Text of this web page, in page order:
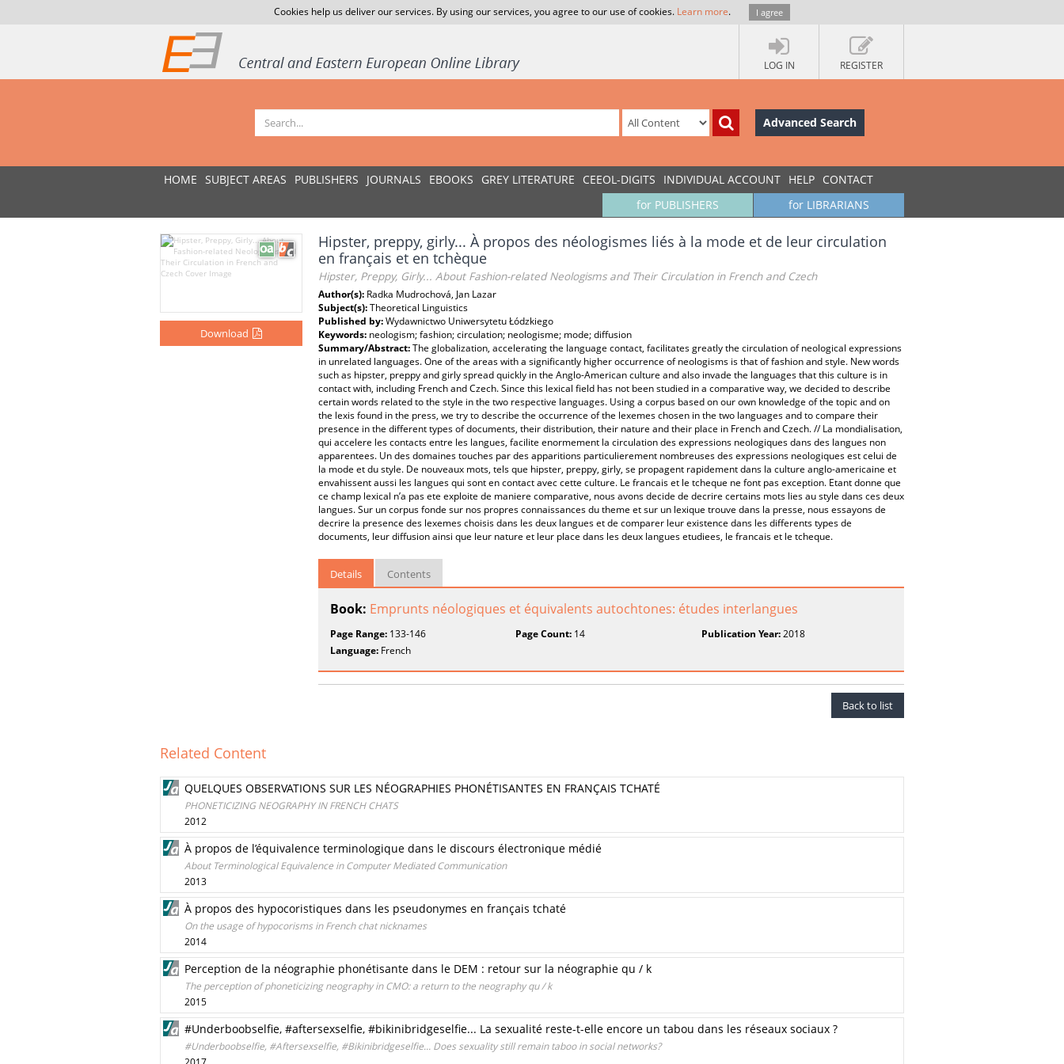
Cookies help us deliver our services. By using our services, you agree to our use of cookies. Learn more. I agree
LOG IN REGISTER
Advanced Search
HOME SUBJECT AREAS PUBLISHERS JOURNALS EBOOKS GREY LITERATURE CEEOL-DIGITS INDIVIDUAL ACCOUNT HELP CONTACT
for LIBRARIANS
for PUBLISHERS
Download
Hipster, preppy, girly... À propos des néologismes liés à la mode et de leur circulation
en français et en tchèque
Hipster, Preppy, Girly... About Fashion-related Neologisms and Their Circulation in French and Czech
Author(s): Radka Mudrochová, Jan Lazar
Subject(s):Theoretical Linguistics
Published by:Wydawnictwo Uniwersytetu Łódzkiego
Keywords: neologism; fashion; circulation; neologisme; mode; diffusion
Summary/Abstract:The globalization, accelerating the language contact, facilitates greatly the circulation of neological expressions
in unrelated languages. One of the areas with a significantly higher occurrence of neologisms is that of fashion and style. New words
such as hipster, preppy and girly spread quickly in the Anglo-American culture and also invade the languages that this culture is in
contact with, including French and Czech. Since this lexical field has not been studied in a comparative way, we decided to describe
certain words related to the style in the two respective languages. Using a corpus based on our own knowledge of the topic and on
the lexis found in the press, we try to describe the occurrence of the lexemes chosen in the two languages and to compare their
presence in the different types of documents, their distribution, their nature and their place in French and Czech. // La mondialisation,
qui accelere les contacts entre les langues, facilite enormement la circulation des expressions neologiques dans des langues non
apparentees. Un des domaines touches par des apparitions particulierement nombreuses des expressions neologiques est celui de
la mode et du style. De nouveaux mots, tels que hipster, preppy, girly, se propagent rapidement dans la culture anglo-americaine et
envahissent aussi les langues qui sont en contact avec cette culture. Le francais et le tcheque ne font pas exception. Etant donne que
ce champ lexical n’a pas ete exploite de maniere comparative, nous avons decide de decrire certains mots lies au style dans ces deux
langues. Sur un corpus fonde sur nos propres connaissances du theme et sur un lexique trouve dans la presse, nous essayons de
decrire la presence des lexemes choisis dans les deux langues et de comparer leur existence dans les differents types de
documents, leur diffusion ainsi que leur nature et leur place dans les deux langues etudiees, le francais et le tcheque.
Details Contents
Book: Emprunts néologiques et équivalents autochtones: études interlangues
Page Range: 133-146 Page Count: 14 Publication Year:2018
Language: French
Back to list
Related Content
QUELQUES OBSERVATIONS SUR LES NÉOGRAPHIES PHONÉTISANTES EN FRANÇAIS TCHATÉ
PHONETICIZING NEOGRAPHY IN FRENCH CHATS
2012
À propos de l’équivalence terminologique dans le discours électronique médié
About Terminological Equivalence in Computer Mediated Communication
2013
À propos des hypocoristiques dans les pseudonymes en français tchaté
On the usage of hypocorisms in French chat nicknames
2014
Perception de la néographie phonétisante dans le DEM : retour sur la néographie qu / k
The perception of phoneticizing neography in CMO: a return to the neography qu / k
2015
#Underboobselfie, #aftersexselfie, #bikinibridgeselfie... La sexualité reste-t-elle encore un tabou dans les réseaux sociaux ?
#Underboobselfie, #Aftersexselfie, #Bikinibridgeselfie... Does sexuality still remain taboo in social networks?